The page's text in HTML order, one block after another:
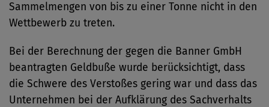
Sammelmengen von bis zu einer Tonne nicht in den
Wettbewerb zu treten.
Bei der Berechnung der gegen die Banner GmbH
beantragten Geldbuße wurde berücksichtigt, dass
die Schwere des Verstoßes gering war und dass das
Unternehmen bei der Aufklärung des Sachverhalts